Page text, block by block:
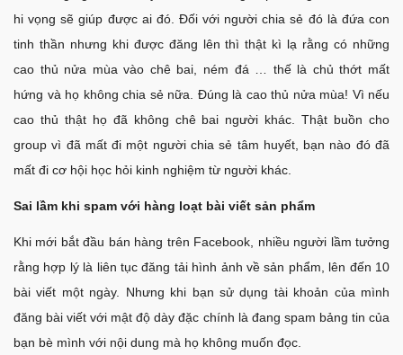
hi vọng sẽ giúp được ai đó. Đối với người chia sẻ đó là đứa con
tinh thần nhưng khi được đăng lên thì thật kì lạ rằng có những
cao thủ nửa mùa vào chê bai, ném đá … thế là chủ thớt mất
hứng và họ không chia sẻ nữa. Đúng là cao thủ nửa mùa! Vì nếu
cao thủ thật họ đã không chê bai người khác. Thật buồn cho
group vì đã mất đi một người chia sẻ tâm huyết, bạn nào đó đã
mất đi cơ hội học hỏi kinh nghiệm từ người khác.
Sai lầm khi spam với hàng loạt bài viết sản phẩm
Khi mới bắt đầu bán hàng trên Facebook, nhiều người lầm tưởng
rằng hợp lý là liên tục đăng tải hình ảnh về sản phẩm, lên đến 10
bài viết một ngày. Nhưng khi bạn sử dụng tài khoản của mình
đăng bài viết với mật độ dày đặc chính là đang spam bảng tin của
bạn bè mình với nội dung mà họ không muốn đọc.